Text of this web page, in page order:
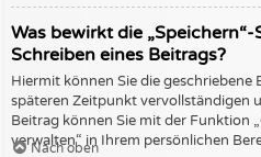
Was bewirkt die
Schreiben eines Beitrags?
Hiermit können Sie die geschriebene
späteren Zeitpunkt vervollständigen
Beitrag können Sie mit der Funktion
verwalten“ in Ihrem persönlichen
Nach oben